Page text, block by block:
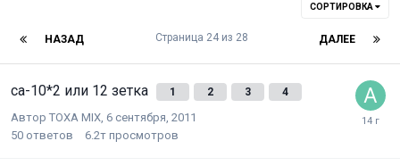
СОРТИРОВКА
НАЗАД ДАЛЕЕ
Страница 24 из 28
са-10*2 или 12 зетка 1 2 3 4
Автор TOXA MIX 6 сентября, 2011
50 ответов 6.2т просмотров